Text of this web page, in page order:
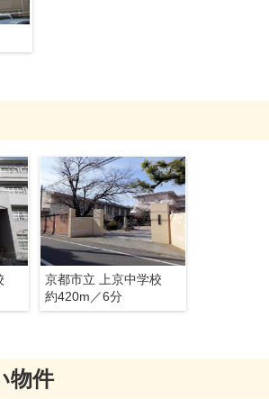
京都市立 上京中学校
約420m／6分
物件